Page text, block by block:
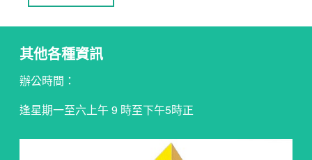
其他各種資訊
辦公時間：
逢星期一至六上午 9 時至下午5時正